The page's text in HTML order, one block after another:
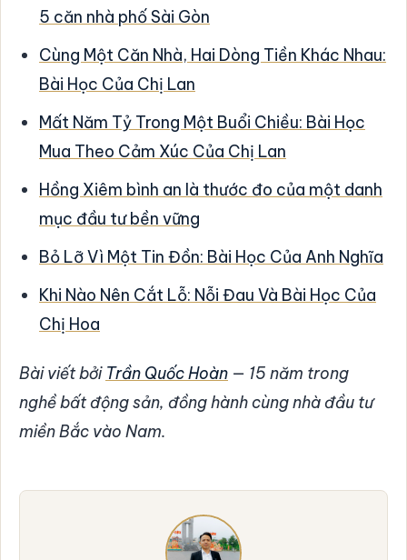
5 căn nhà phố Sài Gòn
Cùng Một Căn Nhà, Hai Dòng Tiền Khác Nhau:
Bài Học Của Chị Lan
Mất Năm Tỷ Trong Một Buổi Chiều: Bài Học
Mua Theo Cảm Xúc Của Chị Lan
Hồng Xiêm bình an là thước đo của một danh
mục đầu tư bền vững
Bỏ Lỡ Vì Một Tin Đồn: Bài Học Của Anh Nghĩa
Khi Nào Nên Cắt Lỗ: Nỗi Đau Và Bài Học Của
Chị Hoa
Bài viết bởi Trần Quốc Hoàn — 15 năm trong
nghề bất động sản, đồng hành cùng nhà đầu tư
miền Bắc vào Nam.